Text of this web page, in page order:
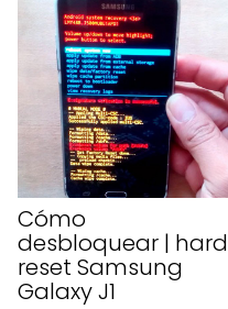
Cómo
desbloquear | hard
reset Samsung
Galaxy J1